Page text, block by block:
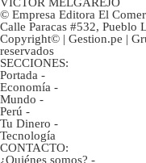
© Empresa Editora El
Calle Paracas #532, Pueblo
Copyright© | Gestion.pe |
reservados
SECCIONES:
Portada -
Economía -
Mundo -
Perú -
Tu Dinero -
Tecnología
CONTACTO:
¿Quiénes somos? -